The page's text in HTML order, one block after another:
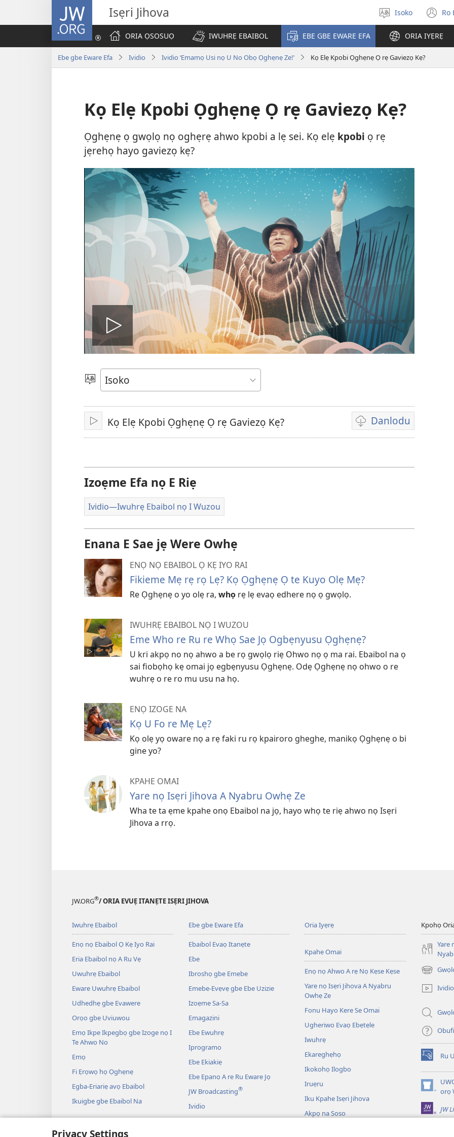
Privacy Settings
JW.ORG Isẹri Jihova
Salọ
ẹvẹrẹ
Isoko Ro
ORIA ỌSOSUỌ
IWUHRẸ EBAIBOL EBE GBE EWARE EFA ORIA IYẸRẸ
Ebe gbe Eware Efa Ividio Ividio ‘Emamọ Usi nọ U No Obọ Ọghẹnẹ Ze!’ Kọ Elẹ Kpobi Ọghẹnẹ Ọ rẹ Gaviezọ Kẹ?
Kọ Elẹ Kpobi Ọghẹnẹ Ọ rẹ Gaviezọ Kẹ?
Ọghẹnẹ ọ gwọlọ nọ oghẹrẹ ahwo kpobi a lẹ sei. Kọ elẹ kpobi ọ rẹ
jẹrehọ hayo gaviezọ kẹ?
Kporo
ividio
Salọ
Ẹvẹrẹ
KporoKọ Elẹ Kpobi Ọghẹnẹ Ọ rẹ Gaviezọ Kẹ? Danlodu
Eghẹrẹ
ividio
e
Izoẹme Efa nọ E Riẹ
Ividio​—Iwuhrẹ Ebaibol nọ I Wuzou
Enana E Sae jẹ Were Owhẹ
ENỌ NỌ EBAIBOL Ọ KẸ IYO RAI
Fikieme Mẹ rẹ rọ Lẹ? Kọ Ọghẹnẹ Ọ te Kuyo Olẹ Mẹ?
Re Ọghẹnẹ o yo olẹ ra, whọ rẹ lẹ evaọ edhere nọ ọ gwọlọ.
IWUHRẸ EBAIBOL NỌ I WUZOU
Eme Who re Ru re Whọ Sae Jọ Ogbẹnyusu Ọghẹnẹ?
U kri akpọ no nọ ahwo a be rọ gwọlọ riẹ Ohwo nọ ọ ma rai. Ebaibol na ọ
sai fiobọhọ kẹ omai jọ egbẹnyusu Ọghẹnẹ. Odẹ Ọghẹnẹ nọ ohwo o re
wuhrẹ o re ro mu usu na họ.
ENỌ IZOGE NA
Kọ U Fo re Mẹ Lẹ?
Kọ olẹ yọ oware nọ a rẹ faki ru rọ kpairoro gheghe, manikọ Ọghẹnẹ o bi
gine yo?
KPAHE OMAI
Yare nọ Isẹri Jihova A Nyabru Owhẹ Ze
Wha te ta ẹme kpahe onọ Ebaibol na jọ, hayo whọ te riẹ ahwo nọ Isẹri
Jihova a rrọ.
JW.ORG®/ ORIA EVUẸ ITANẸTE ISẸRI JIHOVA
Iwuhrẹ Ebaibol
Enọ nọ Ebaibol Ọ Kẹ Iyo Rai
Eria Ebaibol nọ A Ru Vẹ
Uwuhrẹ Ebaibol
Eware Uwuhrẹ Ebaibol
Udhedhẹ gbe Evawere
Orọo gbe Uviuwou
Emọ Ikpe Ikpegbọ gbe Izoge nọ I
Te Ahwo No
Emọ
Fi Ẹrọwọ họ Ọghẹnẹ
Egba-Eriariẹ avọ Ebaibol
Ikuigbe gbe Ebaibol Na
Ebe gbe Eware Efa
Ebaibol Evaọ Itanẹte
Ebe
Ibroshọ gbe Emebe
Emebe-Evẹvẹ gbe Ebe Uzizie
Izoẹme Sa-Sa
Emagazini
Ebe Ewuhrẹ
Iprogramo
Ebe Ekiakiẹ
Ebe Epanọ A re Ru Eware Jọ
JW Broadcasting®
Ividio
Ile
Oria Iyẹrẹ
Kpahe Omai
Enọ nọ Ahwo A rẹ Nọ Kẹse Kẹse
Yare nọ Isẹri Jihova A Nyabru
Owhẹ Ze
Fonu Hayo Kere Se Omai
Ugheriwo Evaọ Ebẹtẹle
Iwuhrẹ
Ekareghẹhọ
Ikokohọ Ilogbo
Iruẹru
Iku Kpahe Isẹri Jihova
Akpọ na Soso
Kpohọ
Yare
(opens
new
window)
Ividio
Ru
(opens
new
window)
orọ
(opens
new
window)
JW